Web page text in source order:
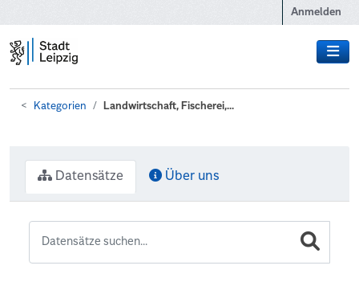
Anmelden
Kategorien Landwirtschaft, Fischerei,...
Datensätze Über uns